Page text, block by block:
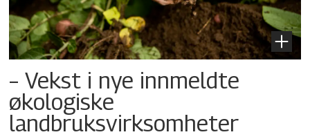
– Vekst i nye innmeldte
økologiske
landbruksvirksomheter